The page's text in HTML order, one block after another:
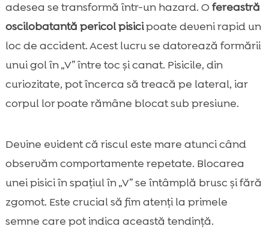
adesea se transformă într-un hazard. O fereastră
oscilobatantă pericol pisicipoate deveni rapid un
loc de accident. Acest lucru se datorează formării
unui gol în „V” între toc și canat. Pisicile, din
curiozitate, pot încerca să treacă pe lateral, iar
corpul lor poate rămâne blocat sub presiune.
Devine evident că riscul este mare atunci când
observăm comportamente repetate. Blocarea
unei pisici în spațiul în „V” se întâmplă brusc și fără
zgomot. Este crucial să fim atenți la primele
semne care pot indica această tendință.